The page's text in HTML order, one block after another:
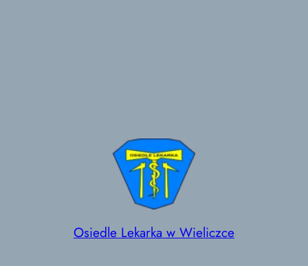
Osiedle Lekarka w Wieliczce